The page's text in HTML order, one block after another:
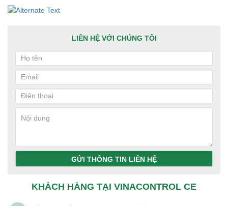
LIÊN HỆ VỚI CHÚNG TÔI
GỬI THÔNG TIN LIÊN HỆ
KHÁCH HÀNG TẠI VINACONTROL CE